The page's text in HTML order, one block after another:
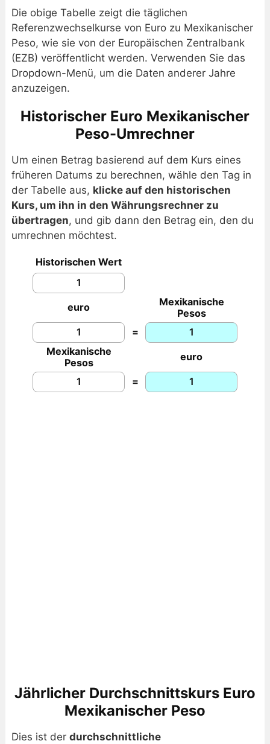
Die obige Tabelle zeigt die täglichen
Referenzwechselkurse von Euro zu Mexikanischer
Peso, wie sie von der Europäischen Zentralbank
(EZB) veröffentlicht werden. Verwenden Sie das
Dropdown-Menü, um die Daten anderer Jahre
anzuzeigen.
Historischer Euro Mexikanischer
Peso-Umrechner
Um einen Betrag basierend auf dem Kurs eines
früheren Datums zu berechnen, wähle den Tag in
der Tabelle aus, klicke auf den historischen
Kurs, um ihn in den Währungsrechner zu
übertragen, und gib dann den Betrag ein, den du
umrechnen möchtest.
Historischen Wert
euro
Mexikanische
Pesos
=
Mexikanische
Pesos
euro
=
Jährlicher Durchschnittskurs Euro
Mexikanischer Peso
Dies ist der durchschnittliche